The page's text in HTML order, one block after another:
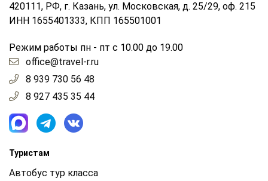
420111, РФ, г. Казань, ул. Московская, д. 25/29, оф. 215
ИНН 1655401333, КПП 165501001
Режим работы пн - пт с 10.00 до 19.00
office@travel-r.ru
8 939 730 56 48
8 927 435 35 44
Туристам
Автобус тур класса